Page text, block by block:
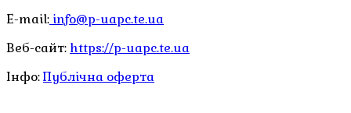
E-mail: info@p-uapc.te.ua
Веб-сайт: https://p-uapc.te.ua
Інфо:Публічна оферта